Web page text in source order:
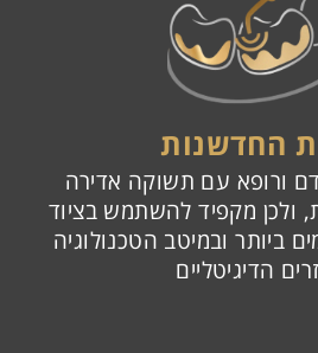
החדשנות
ורופא עם תשוקה אדירה
ולכן מקפיד להשתמש בציוד
ביותר ובמיטב הטכנולוגיה
הדיגיטליים